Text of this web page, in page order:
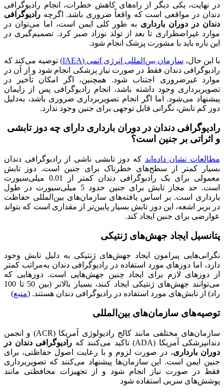
در نهایت، یکی دیگر از راه‌های کاهش خطرات، انجام رادیوگرافی
دندان در مواقعی است که واقعاً ضروری باشد. اگرچه رادیوگرافی
دندان در دوران بارداری به طور کلی ایمن است، اما می‌توان در
موارد غیراضطراری تا بعد از تولد نوزاد صبر کرد. تصمیم‌گیری در
این باره باید با مشورت پزشک انجام شود.
با این حال، سازمان بین‌المللی انرژی اتمی (IAEA)
توصیه می‌کند که
رادیوگرافی دندان فقط در صورت نیاز پزشکی انجام شود و از آن در
موارد غیرضروری اجتناب شود. همچنین، اگر امکان تأخیر در
تصویربرداری وجود داشته باشد، انجام رادیوگرافی پس از زایمان
پیشنهاد می‌شود. اما اگر انجام تصویربرداری ضروری باشد، به‌دلیل
دوز کم تابش، نگرانی قابل توجهی برای جنین وجود ندارد.
رادیوگرافی دندان در دوران بارداری دارای چه دوز تابشی
و اثراتی بر جنین است؟
مطالعات نشان داده‌اند که دوز تابشی ناشی از رادیوگرافی دندان
بسیار کمتر از سطح‌های خطرناک برای جنین است. دوز تابش
معمولی برای یک رادیوگرافی دندان کمتر از 0.01 میلی‌سیورت
است. حد مجاز تابش برای جنین حدود 5 میلی‌سیورت در طول
بارداری است. بر اساس یافته‌های سازمان‌های بین‌المللی حفاظت
در بربر اشعه، این دوز تابش بسیار پایین‌تر از مقداری است که بتواند
عوارضی برای جنین ایجاد کند​.
پتانسیل ایجاد جهش‌های ژنتیکی
نگرانی‌هایی پیرامون ایجاد جهش‌های ژنتیکی به دلیل تابش وجود
دارد، اما دوزهای مورد استفاده در رادیوگرافی دندان به‌مراتب کمتر
از دوزهای لازم برای ایجاد چنین جهش‌هایی است. دوزهایی که
می‌توانند جهش‌های ژنتیکی ایجاد کنند، بسیار بالاتر (بین 50 تا 100
راد) از تابش‌های مورد استفاده در رادیوگرافی دندان هستند. (منبع)
توصیه‌های سازمان‌های بین‌المللی
سازمان‌های مختلفی مانند کالج رادیولوژی آمریکا (ACR) و انجمن
دندانپزشکی آمریکا (ADA) تاکید می‌کنند که
رادیوگرافی دندان در
دوران بارداری، در صورت لزوم و با رعایت اصول حفاظتی، برای
جنین ایمن است. این سازمان‌ها پیشنهاد می‌کنند که تصویربرداری
فقط در صورت نیاز انجام شود و از تجهیزات محافظتی مانند
پوشش‌های سربی استفاده شود